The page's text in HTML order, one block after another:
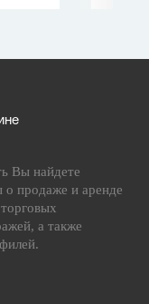
Вы найдете
о продаже и аренде
а также